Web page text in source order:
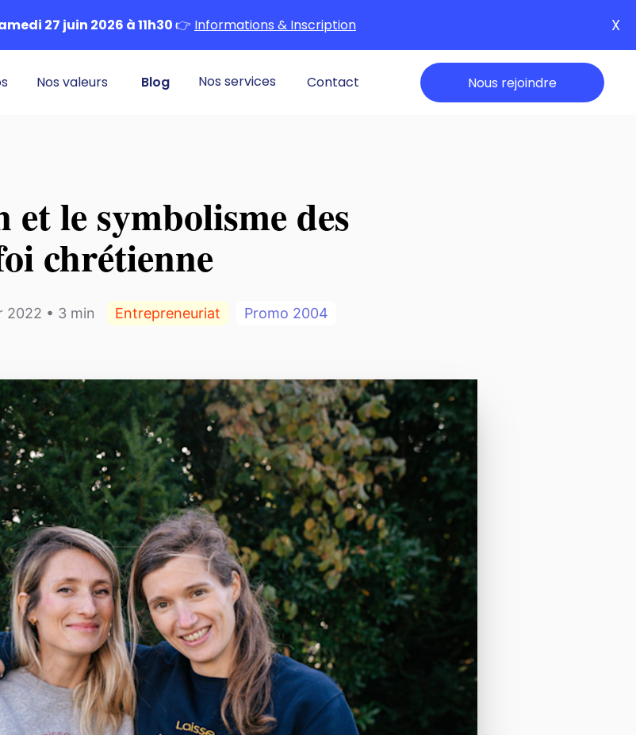
27 juin 2026 à 11h30👉 Informations & Inscription X
Nos valeurs Blog Nos services Contact Nous rejoindre
le symbolisme des
chrétienne
2022 • 3 min Entrepreneuriat Promo 2004